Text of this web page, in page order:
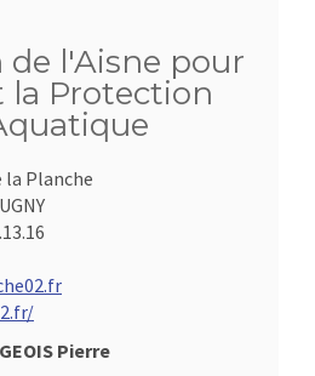
de l'Aisne pour
la Protection
la Planche
Pierre